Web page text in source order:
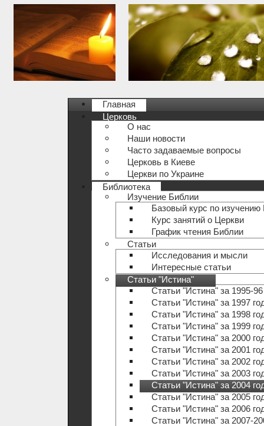
Главная
Церковь
О нас
Наши новости
Часто задаваемые вопросы
Церковь в Киеве
Церкви по Украине
Библиотека
Изучение Библии
Базовый курс по изучению
Курс занятий о Церкви
График чтения Библии
Статьи
Исследования и мысли
Интересные статьи
Статьи "Истина"
Статьи "Истина" за 1995-
Статьи "Истина" за 1997
Статьи "Истина" за 1998
Статьи "Истина" за 1999
Статьи "Истина" за 2000
Статьи "Истина" за 2001
Статьи "Истина" за 2002
Статьи "Истина" за 2003
Статьи "Истина" за 2004
Статьи "Истина" за 2005
Статьи "Истина" за 2006
Статьи "Истина" за 2007-